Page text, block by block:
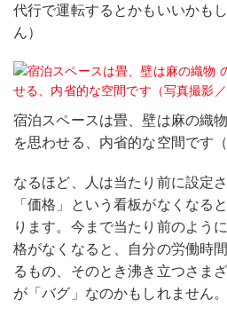
代行で運転するとかもいいかも
ん）
宿泊スペースは畳、壁は麻の織
を思わせる、内省的な空間です
なるほど、人は当たり前に設定
「価格」という看板がなくなる
ります。今まで当たり前のよう
格がなくなると、自分の労働時
るもの、そのとき沸き立つさま
が「バグ」なのかもしれません。